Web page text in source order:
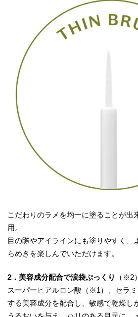
こだわりのラメを均一に塗ることが出
用。
目の際やアイラインにも塗りやすく、
らめきを楽しんでいただけます。
2．美容成分配合で涙袋ぷっくり
（※2）
スーパーヒアルロン酸（※1）、セラ
する美容成分を配合し、敏感で乾燥し